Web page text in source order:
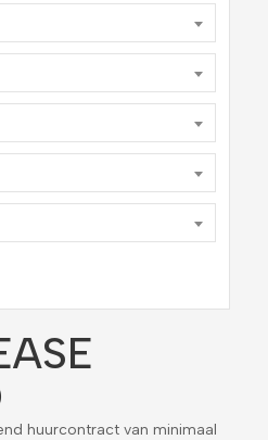
huurcontract van minimaal